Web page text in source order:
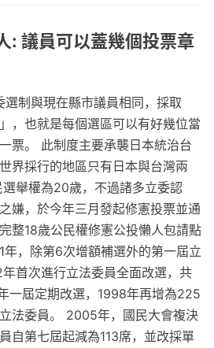
: 議員可以蓋幾個投票章
制與現在縣市議員相同，採取
，也就是每個選區可以有好幾位當
票。 此制度主要承襲日本統治台
界採行的地區只有日本與台灣兩
舉權為20歲，不過諸多立委認
嫌，於今年三月發起修憲投票並通
整18歲公民權修憲公投懶人包請點
，除第6次增額補選外的第一屆立
首次進行立法委員全面改選，共
一屆定期改選，1998年再增為225
法委員。 2005年，國民大會複決
自第七屆起減為113席，並改採單